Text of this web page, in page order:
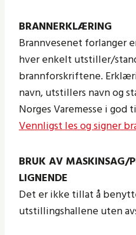
BRANNERKLÆRING
Brannvesenet forlanger
hver enkelt utstiller/
brannforskriftene.
navn, utstillers navn og
Norges Varemesse i
Vennligst les og signer
BRUK AV MASKINSAG/
LIGNENDE
Det er ikke tillat å
utstillingshallene uten